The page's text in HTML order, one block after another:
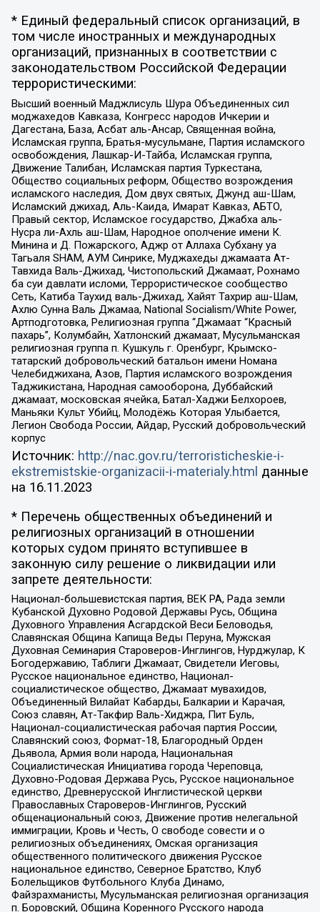
* Единый федеральный список организаций, в
том числе иностранных и международных
организаций, признанных в соответствии с
законодательством Российской Федерации
террористическими:
Высший военный Маджлисуль Шура Объединенных сил
моджахедов Кавказа, Конгресс народов Ичкерии и
Дагестана, База, Асбат аль-Ансар, Священная война,
Исламская группа, Братья-мусульмане, Партия исламского
освобождения, Лашкар-И-Тайба, Исламская группа,
Движение Талибан, Исламская партия Туркестана,
Общество социальных реформ, Общество возрождения
исламского наследия, Дом двух святых, Джунд аш-Шам,
Исламский джихад, Аль-Каида, Имарат Кавказ, АБТО,
Правый сектор, Исламское государство, Джабха аль-
Нусра ли-Ахль аш-Шам, Народное ополчение имени К.
Минина и Д. Пожарского, Аджр от Аллаха Субхану уа
Тагьаля SHAM, АУМ Синрике, Муджахеды джамаата Ат-
Тавхида Валь-Джихад, Чистопольский Джамаат, Рохнамо
ба суи давлати исломи, Террористическое сообщество
Сеть, Катиба Таухид валь-Джихад, Хайят Тахрир аш-Шам,
Ахлю Сунна Валь Джамаа, National Socialism/White Power,
Артподготовка, Религиозная группа “Джамаат “Красный
пахарь”, Колумбайн, Хатлонский джамаат, Мусульманская
религиозная группа п. Кушкуль г. Оренбург, Крымско-
татарский добровольческий батальон имени Номана
Челебиджихана, Азов, Партия исламского возрождения
Таджикистана, Народная самооборона, Дуббайский
джамаат, московская ячейка, Батал-Хаджи Белхороев,
Маньяки Культ Убийц, Молодёжь Которая Улыбается,
Легион Свобода России, Айдар, Русский добровольческий
корпус
Источник: http://nac.gov.ru/terroristicheskie-i-
ekstremistskie-organizacii-i-materialy.html данные
на 16.11.2023
* Перечень общественных объединений и
религиозных организаций в отношении
которых судом принято вступившее в
законную силу решение о ликвидации или
запрете деятельности:
Национал-большевистская партия, ВЕК РА, Рада земли
Кубанской Духовно Родовой Державы Русь, Община
Духовного Управления Асгардской Веси Беловодья,
Славянская Община Капища Веды Перуна, Мужская
Духовная Семинария Староверов-Инглингов, Нурджулар, К
Богодержавию, Таблиги Джамаат, Свидетели Иеговы,
Русское национальное единство, Национал-
социалистическое общество, Джамаат мувахидов,
Объединенный Вилайат Кабарды, Балкарии и Карачая,
Союз славян, Ат-Такфир Валь-Хиджра, Пит Буль,
Национал-социалистическая рабочая партия России,
Славянский союз, Формат-18, Благородный Орден
Дьявола, Армия воли народа, Национальная
Социалистическая Инициатива города Череповца,
Духовно-Родовая Держава Русь, Русское национальное
единство, Древнерусской Инглистической церкви
Православных Староверов-Инглингов, Русский
общенациональный союз, Движение против нелегальной
иммиграции, Кровь и Честь, О свободе совести и о
религиозных объединениях, Омская организация
общественного политического движения Русское
национальное единство, Северное Братство, Клуб
Болельщиков Футбольного Клуба Динамо,
Файзрахманисты, Мусульманская религиозная организация
п. Боровский, Община Коренного Русского народа